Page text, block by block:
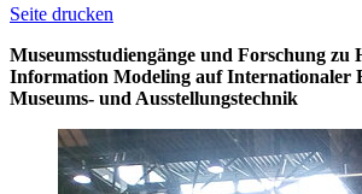
Seite drucken
Museumsstudiengänge und Forschung zu
Information Modeling auf Internationaler
Museums- und Ausstellungstechnik